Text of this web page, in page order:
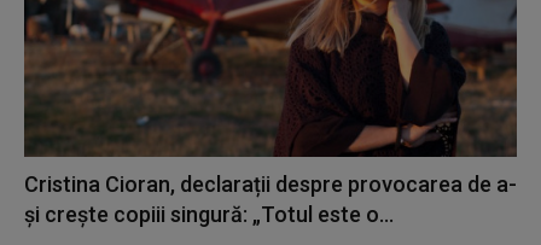
Cristina Cioran, declarații despre provocarea de a-
și crește copiii singură: „Totul este o...